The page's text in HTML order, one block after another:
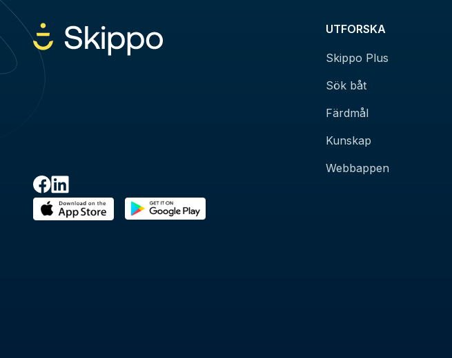
UTFORSKA
Skippo Plus
Sök båt
Färdmål
Kunskap
Webbappen